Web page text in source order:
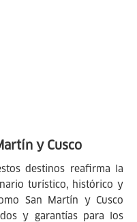
y Cusco
destinos reafirma la
turístico, histórico y
San Martín y Cusco
y garantías para los